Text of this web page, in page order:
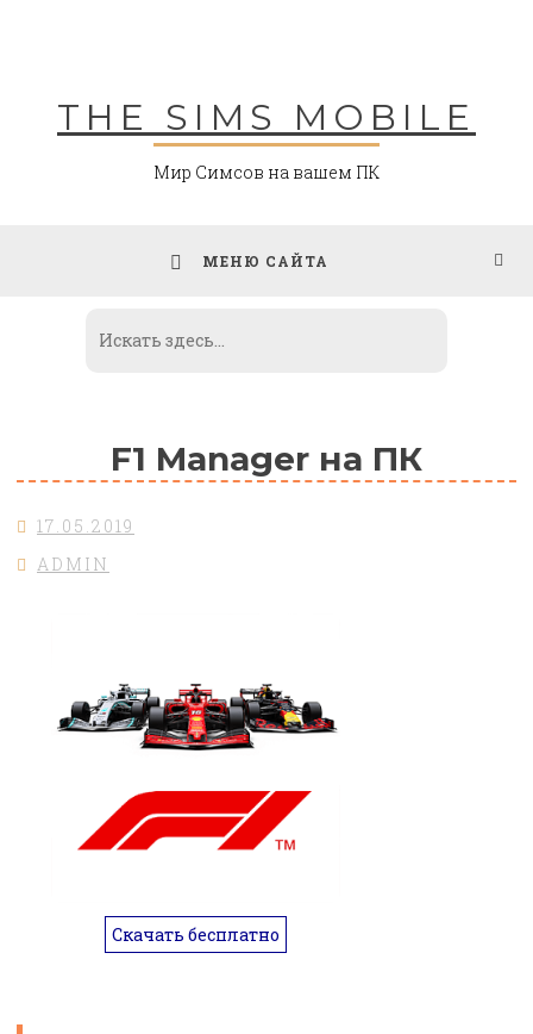
THE SIMS MOBILE
Мир Симсов на вашем ПК
МЕНЮ САЙТА
F1 Manager на ПК
17.05.2019
ADMIN
Скачать бесплатно